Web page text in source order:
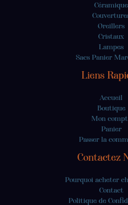
Céramique
Oreillers
Cristaux
Lampes
Sacs Panier
Liens
Accueil
Boutique
Mon
Panier
Passer la
Contactez
Pourquoi acheter
Contact
Politique de